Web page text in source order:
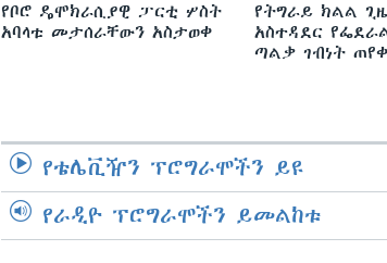
የቦሮ ዴሞክራሲያዊ ፓርቲ ሦስት
አባላቱ መታሰራቸውን አስታወቀ
የትግራይ ክልል
አስተዳደር
ጣልቃ ገብነት ጠየቀ
የቴሌቪዥን ፕሮግራሞችን ይዩ
የራዲዮ ፕሮግራሞችን ይመልከቱ